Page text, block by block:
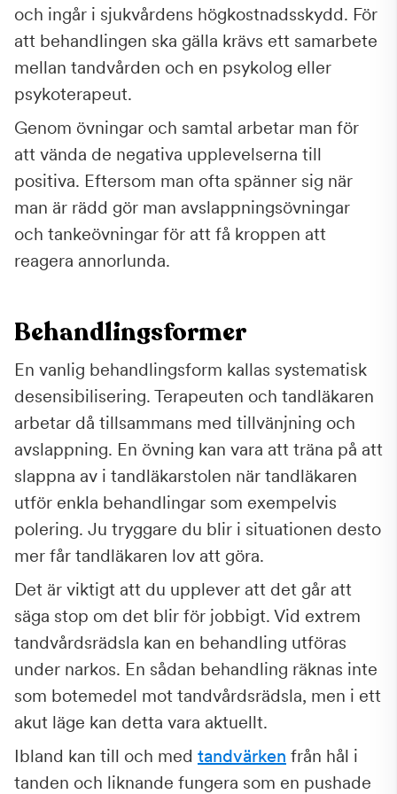
och ingår i sjukvårdens högkostnadsskydd. För
att behandlingen ska gälla krävs ett samarbete
mellan tandvården och en psykolog eller
psykoterapeut.
Genom övningar och samtal arbetar man för
att vända de negativa upplevelserna till
positiva. Eftersom man ofta spänner sig när
man är rädd gör man avslappningsövningar
och tankeövningar för att få kroppen att
reagera annorlunda.
Behandlingsformer
En vanlig behandlingsform kallas systematisk
desensibilisering. Terapeuten och tandläkaren
arbetar då tillsammans med tillvänjning och
avslappning. En övning kan vara att träna på att
slappna av i tandläkarstolen när tandläkaren
utför enkla behandlingar som exempelvis
polering. Ju tryggare du blir i situationen desto
mer får tandläkaren lov att göra.
Det är viktigt att du upplever att det går att
säga stop om det blir för jobbigt. Vid extrem
tandvårdsrädsla kan en behandling utföras
under narkos. En sådan behandling räknas inte
som botemedel mot tandvårdsrädsla, men i ett
akut läge kan detta vara aktuellt.
Ibland kan till och med tandvärken från hål i
tanden och liknande fungera som en pushade